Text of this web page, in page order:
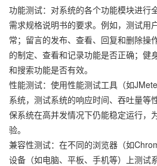
功能测试：对系统的各个功能模块进行
需求规格说明书的要求。例如，测试用
常；留言的发布、查看、回复和删除操
的制定、查看和记录功能是否正确；健
和搜索功能是否有效。
性能测试：使用性能测试工具（如
系统，测试系统的响应时间、吞吐量等
保系统在高并发情况下仍能稳定运行，
验。
兼容性测试：在不同的浏览器（如
设备（如电脑、平板、手机等）上测试